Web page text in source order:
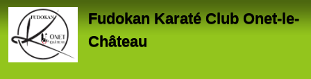
Fudokan Karaté Club Onet-le-
Château
Panneau de gestion des cookies